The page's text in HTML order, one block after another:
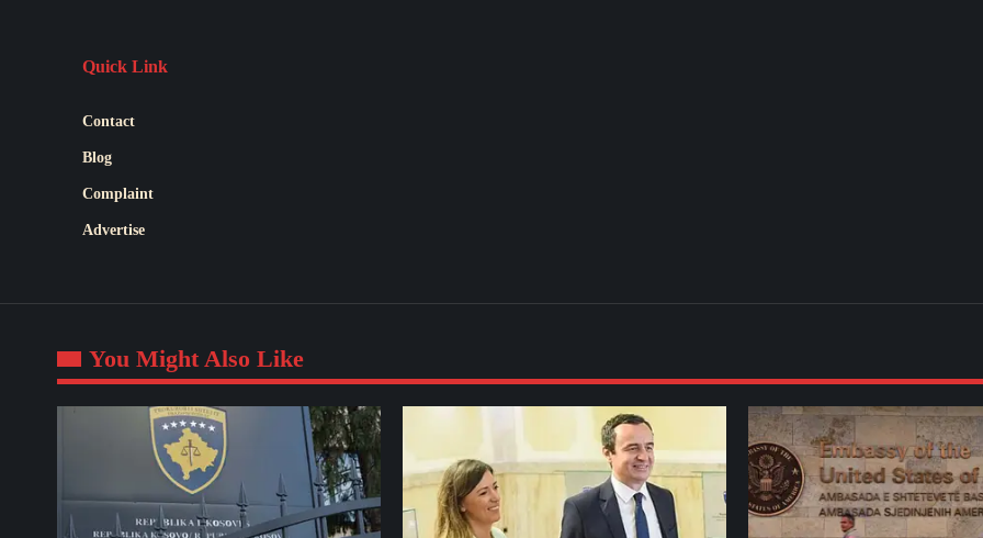
Quick Link
Contact
Blog
Complaint
Advertise
You Might Also Like